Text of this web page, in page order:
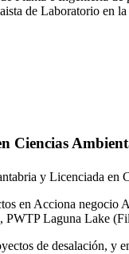
de Laboratorio en
Ciencias
y Licenciada en
en Acciona negocio
Laguna Lake
de desalación, y